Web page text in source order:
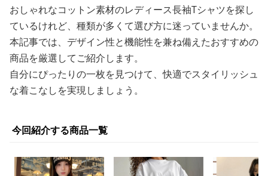
おしゃれなコットン素材のレディース長袖Tシャツを探し
ているけれど、種類が多くて選び方に迷っていませんか。
本記事では、デザイン性と機能性を兼ね備えたおすすめの
商品を厳選してご紹介します。
自分にぴったりの一枚を見つけて、快適でスタイリッシュ
な着こなしを実現しましょう。
今回紹介する商品一覧